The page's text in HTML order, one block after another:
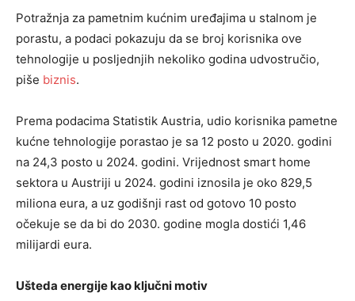
Potražnja za pametnim kućnim uređajima u stalnom je
porastu, a podaci pokazuju da se broj korisnika ove
tehnologije u posljednjih nekoliko godina udvostručio,
piše biznis.
Prema podacima Statistik Austria, udio korisnika pametne
kućne tehnologije porastao je sa 12 posto u 2020. godini
na 24,3 posto u 2024. godini. Vrijednost smart home
sektora u Austriji u 2024. godini iznosila je oko 829,5
miliona eura, a uz godišnji rast od gotovo 10 posto
očekuje se da bi do 2030. godine mogla dostići 1,46
milijardi eura.
Ušteda energije kao ključni motiv